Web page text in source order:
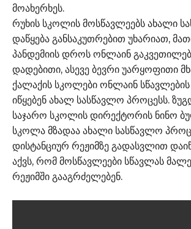
მოახერხეს.
რუხის სკოლის მოსწავლეებს ახალი
დაწყება განსაკუთრებით უხარიათ,
პანდემიის დროს ონლაინ
დადებითი, ასევე ბევრი უარყოფითი
ქალაქის სკოლები ონლაინ სწავლების
იწყებენ ახალ სასწავლო პროცესს.
საჯარო სკოლის დირექტორის ნინო
სკოლა მზადაა ახალი სასწავლო
დისტანციურ რეჟიმზე გადასვლით
აქვს, რომ მოსწავლეები სწავლას
რეჟიმში გააგრძელებენ.